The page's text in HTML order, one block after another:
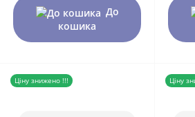
До
кошика
Ціну знижено !!! Ціну